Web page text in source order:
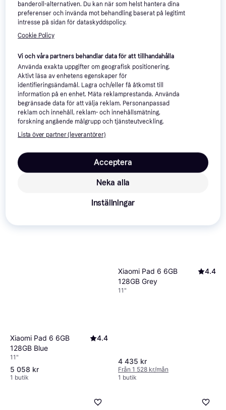
Xiaomi Pad 6 Baksida Svart
650 kr
Xiaomi Xiaomi Pad 6 Hærdet
beskyttelsesglas 0.30mm
15 kr
Xiaomi Pad 6 6GB
128GB Blue
4.4
11"
5 058 kr
1 butik
Xiaomi Pad 6 6GB
128GB Grey
4.4
11"
4 435 kr
Från 1 528 kr/mån
1 butik
banderoll-alternativen. Du kan när som helst hantera dina
preferenser och invända mot behandling baserat på legitimt
intresse på sidan för dataskyddspolicy.
Cookie Policy
Vi och våra partners behandlar data för att tillhandahålla
Använda exakta uppgifter om geografisk positionering.
Aktivt läsa av enhetens egenskaper för
identifieringsändamål. Lagra och/eller få åtkomst till
information på en enhet. Mäta reklamprestanda. Använda
begränsade data för att välja reklam. Personanpassad
reklam och innehåll, reklam- och innehållsmätning,
forskning angående målgrupp och tjänsteutveckling.
Lista över partner (leverantörer)
Neka alla
Acceptera
Inställningar